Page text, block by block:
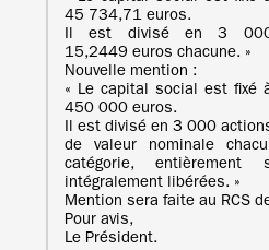
45 734,71 euros.
Il est divisé en 3
15,2449 euros chacune. »
Nouvelle mention :
« Le capital social est fixé
450 000 euros.
Il est divisé en 3 000
de valeur nominale
catégorie, entièrement
intégralement libérées. »
Mention sera faite au RCS
Pour avis,
Le Président.